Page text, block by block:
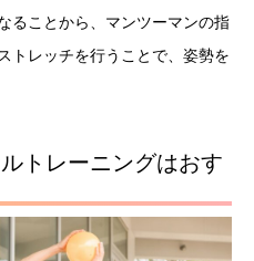
ることから、マンツーマンの指
トレッチを行うことで、姿勢を
トレーニングはおす